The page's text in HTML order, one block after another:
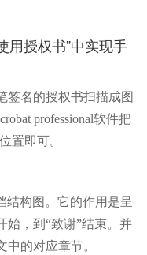
用授权书”中实现手
签名的授权书扫描成图
professional软件把
置即可。
结构图。它的作用是呈
始，到“致谢”结束。并
中的对应章节。